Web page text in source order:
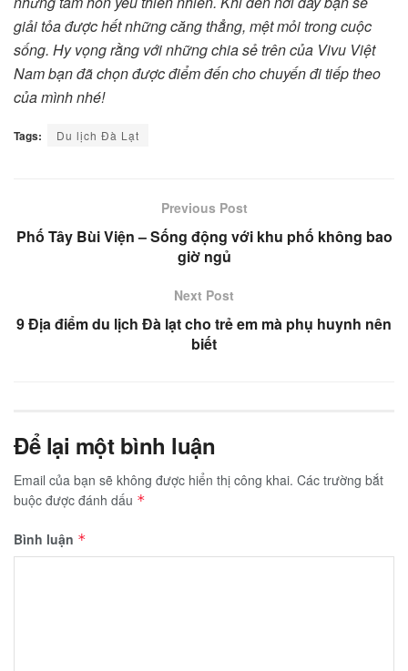
giải tỏa được hết những căng thẳng, mệt mỏi trong cuộc
sống. Hy vọng rằng với những chia sẻ trên của Vivu Việt
Nam bạn đã chọn được điểm đến cho chuyến đi tiếp theo
của mình nhé!
Tags: Du lịch Đà Lạt
Previous Post
Phố Tây Bùi Viện – Sống động với khu phố không bao
giờ ngủ
Next Post
9 Địa điểm du lịch Đà lạt cho trẻ em mà phụ huynh nên
biết
Để lại một bình luận
Email của bạn sẽ không được hiển thị công khai. Các trường bắt
buộc được đánh dấu *
Bình luận *